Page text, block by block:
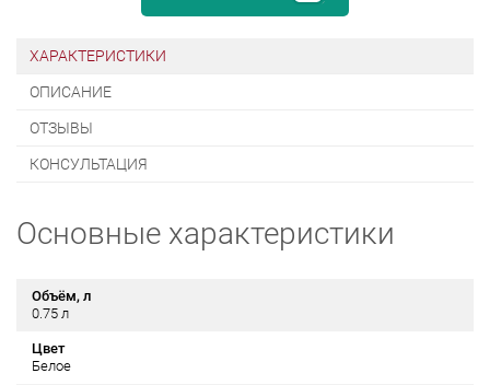
ХАРАКТЕРИСТИКИ
ОПИСАНИЕ
ОТЗЫВЫ
КОНСУЛЬТАЦИЯ
Основные характеристики
Объём, л
0.75 л
Цвет
Белое